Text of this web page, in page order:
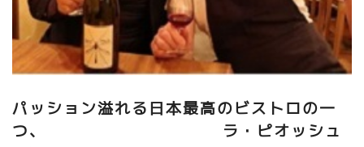
パッション溢れる日本最高のビストロの一
つ、 ラ・ピオッシュ